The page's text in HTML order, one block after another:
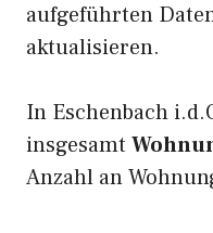
aufgeführten
aktualisieren.
In Eschenbach
insgesamt
Anzahl an